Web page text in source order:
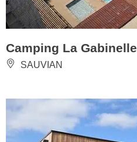
Camping La Gabinelle
SAUVIAN